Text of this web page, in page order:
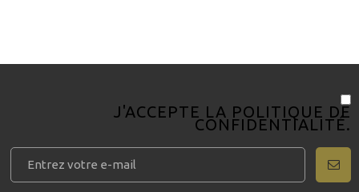
J'ACCEPTE LA POLITIQUE DE
CONFIDENTIALITÉ.